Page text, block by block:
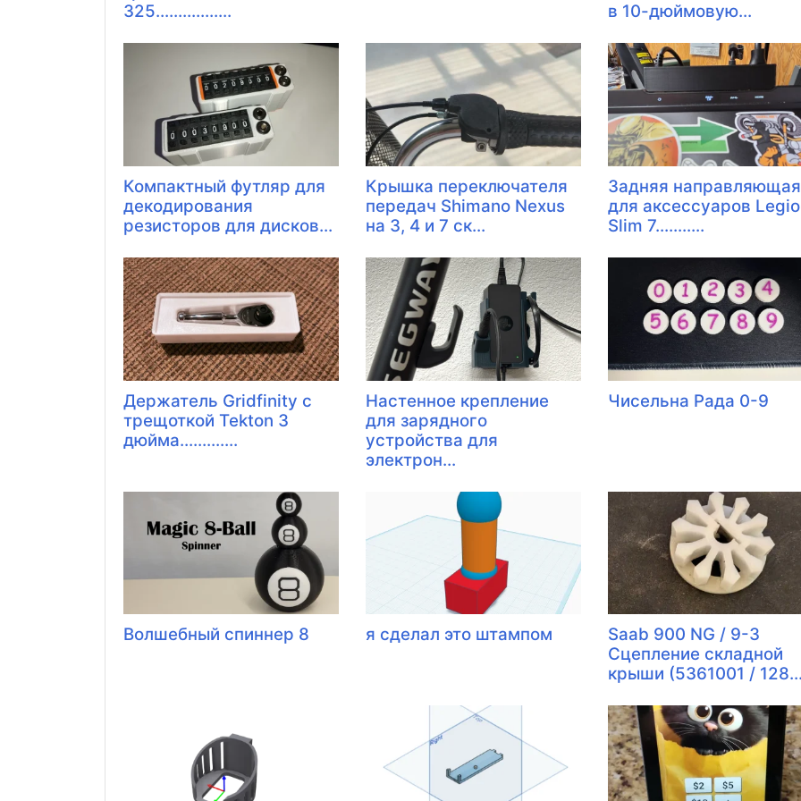
325.................
в 10-дюймовую...
Компактный футляр для
декодирования
резисторов для дисков...
Крышка переключателя
передач Shimano Nexus
на 3, 4 и 7 ск...
Задняя направляющая
для аксессуаров
Slim 7...........
Держатель Gridfinity с
трещоткой Tekton 3
дюйма.............
Настенное крепление
для зарядного
устройства для
электрон...
Чисельна Рада 0-9
Волшебный спиннер 8 я сделал это штампом
Saab 900 NG / 9-3
Сцепление складной
крыши (5361001 /